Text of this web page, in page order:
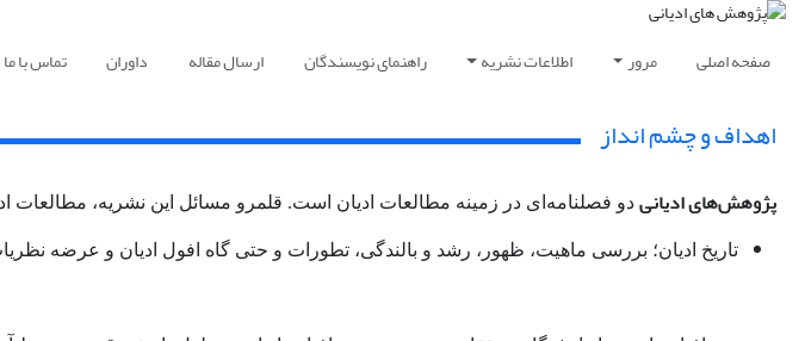
صفحه اصلی مرور اطلاعات نشریه راهنمای نویسندگان ارسال مقاله داوران تماس با ما
اهداف و چشم انداز
پژوهش‌های ادیانی دو فصلنامه‌ای در زمینه مطالعات ادیان است. قلمرو مسائل این نشریه،
تاریخ ادیان؛ بررسی ماهیت، ظهور، رشد و بالندگی، تطورات و حتی گاه افول ادیان و عرضه